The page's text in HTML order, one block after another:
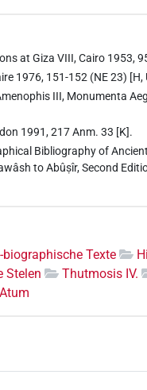
at Giza VIII, Cairo 1953,
1976, 151-152 (NE 23) [H,
III, Monumenta
1991, 217 Anm. 33 [K].
Bibliography of
to Abûṣîr, Second
Texte
Stelen Thutmosis IV.